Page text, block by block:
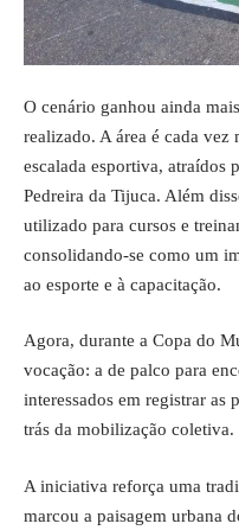
O cenário ganhou ainda
realizado. A área é cada vez
escalada esportiva, atraídos
Pedreira da Tijuca. Além
utilizado para cursos e
consolidando-se como um
ao esporte e à capacitação.
Agora, durante a Copa do
vocação: a de palco para
interessados em registrar as
trás da mobilização coletiva.
A iniciativa reforça uma
marcou a paisagem urbana